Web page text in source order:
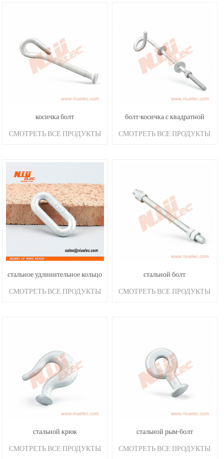
косичка болт
СМОТРЕТЬ ВСЕ ПРОДУКТЫ
болт-косичка с квадратной
пластиной
СМОТРЕТЬ ВСЕ ПРОДУКТЫ
стальное удлинительное кольцо
для рым-болта
СМОТРЕТЬ ВСЕ ПРОДУКТЫ
стальной болт
СМОТРЕТЬ ВСЕ ПРОДУКТЫ
стальной крюк
СМОТРЕТЬ ВСЕ ПРОДУКТЫ
стальной рым-болт
СМОТРЕТЬ ВСЕ ПРОДУКТЫ